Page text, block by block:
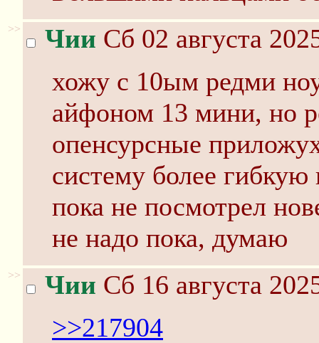
>> Чии Сб 02 августа
хожу с 10ым редми
айфоном 13 мини, но
опенсурсные
систему более гибкую
пока не посмотрел
не надо пока, думаю
>> Чии Сб 16 августа
>>217904